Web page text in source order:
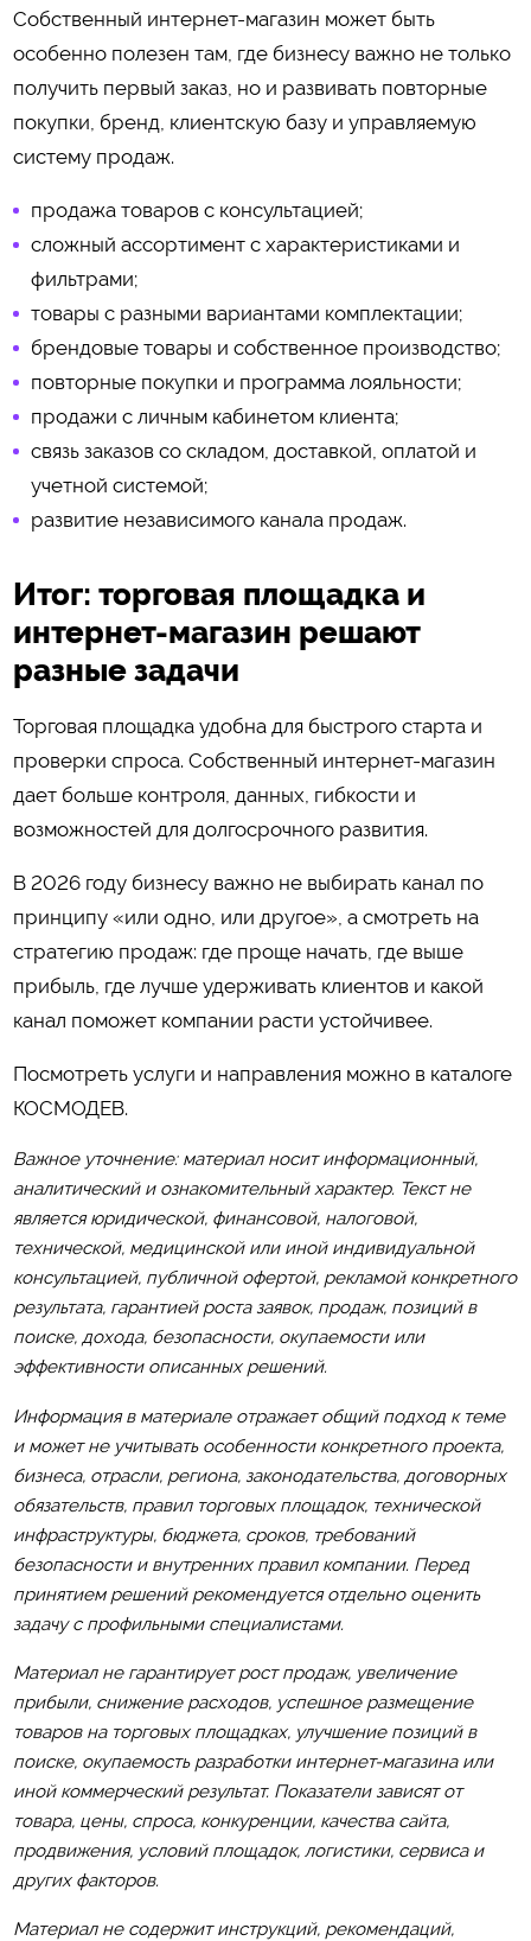
Собственный интернет-магазин может быть
особенно полезен там, где бизнесу важно не только
получить первый заказ, но и развивать повторные
покупки, бренд, клиентскую базу и управляемую
систему продаж.
продажа товаров с консультацией;
сложный ассортимент с характеристиками и
фильтрами;
товары с разными вариантами комплектации;
брендовые товары и собственное производство;
повторные покупки и программа лояльности;
продажи с личным кабинетом клиента;
связь заказов со складом, доставкой, оплатой и
учетной системой;
развитие независимого канала продаж.
Итог: торговая площадка и
интернет-магазин решают
разные задачи
Торговая площадка удобна для быстрого старта и
проверки спроса. Собственный интернет-магазин
дает больше контроля, данных, гибкости и
возможностей для долгосрочного развития.
В 2026 году бизнесу важно не выбирать канал по
принципу «или одно, или другое», а смотреть на
стратегию продаж: где проще начать, где выше
прибыль, где лучше удерживать клиентов и какой
канал поможет компании расти устойчивее.
Посмотреть услуги и направления можно в каталоге
КОСМОДЕВ.
Важное уточнение: материал носит информационный,
аналитический и ознакомительный характер. Текст не
является юридической, финансовой, налоговой,
технической, медицинской или иной индивидуальной
консультацией, публичной офертой, рекламой конкретного
результата, гарантией роста заявок, продаж, позиций в
поиске, дохода, безопасности, окупаемости или
эффективности описанных решений.
Информация в материале отражает общий подход к теме
и может не учитывать особенности конкретного проекта,
бизнеса, отрасли, региона, законодательства, договорных
обязательств, правил торговых площадок, технической
инфраструктуры, бюджета, сроков, требований
безопасности и внутренних правил компании. Перед
принятием решений рекомендуется отдельно оценить
задачу с профильными специалистами.
Материал не гарантирует рост продаж, увеличение
прибыли, снижение расходов, успешное размещение
товаров на торговых площадках, улучшение позиций в
поиске, окупаемость разработки интернет-магазина или
иной коммерческий результат. Показатели зависят от
товара, цены, спроса, конкуренции, качества сайта,
продвижения, условий площадок, логистики, сервиса и
других факторов.
Материал не содержит инструкций, рекомендаций,